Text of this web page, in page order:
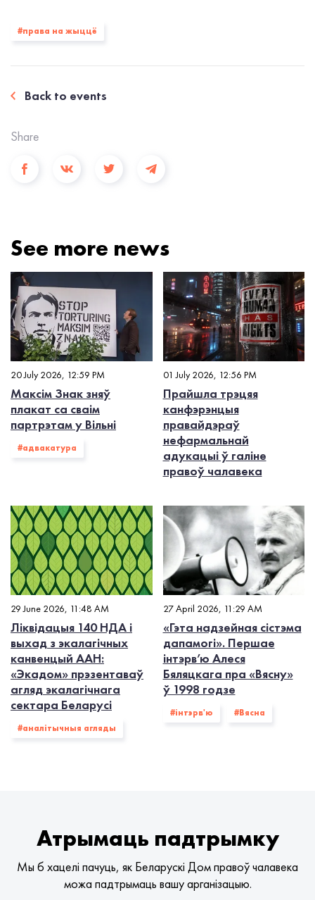
#права на жыццё
Back to events
Share
See more news
20 July 2026, 12:59 PM
Максім Знак зняў
плакат са сваім
партрэтам у Вільні
#адвакатура
01 July 2026, 12:56 PM
Прайшла трэцяя
канфэрэнцыя
правайдэраў
нефармальнай
адукацыі ў галіне
правоў чалавека
29 June 2026, 11:48 AM
Ліквідацыя 140 НДА і
выхад з экалагiчных
канвенцый ААН:
«Экадом» прэзентаваў
агляд экалагічнага
сектара Беларусі
#аналітычныя агляды
27 April 2026, 11:29 AM
«Гэта надзейная сістэма
дапамогі». Першае
інтэрв’ю Алеся
Бяляцкага пра «Вясну»
ў 1998 годзе
#інтэрв'ю #Вясна
Атрымаць падтрымку
Мы б хацелі пачуць, як Беларускі Дом правоў чалавека
можа падтрымаць вашу арганізацыю.